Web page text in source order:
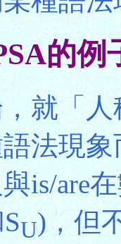
的例
就「
法現
is/are
U)，但